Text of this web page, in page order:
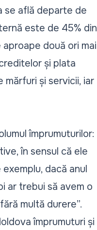
se află departe de
este de 45% din
două ori mai
și plata
și servicii, iar
împrumuturilor:
în sensul că ele
dacă anul
ar trebui să avem o
multă durere”.
împrumuturi și